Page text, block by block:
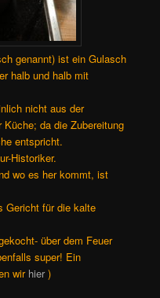
genannt) ist ein Gulasch
halb und halb mit
nicht aus der
da die Zubereitung
entspricht.
Historiker.
wo es her kommt, ist
Gericht für die kalte
über dem Feuer
super! Ein
wir hier)